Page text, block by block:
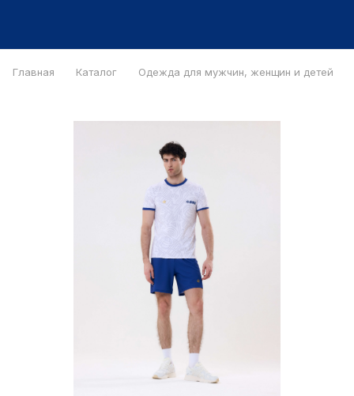
Главная Каталог Одежда для мужчин, женщин и детей